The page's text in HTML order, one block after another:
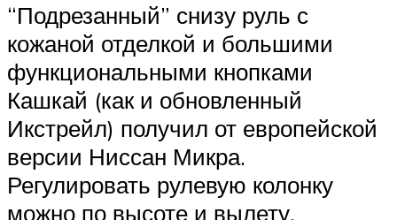
“Подрезанный” снизу руль с
кожаной отделкой и большими
функциональными кнопками
Кашкай (как и обновленный
Икстрейл) получил от европейской
версии Ниссан Микра.
Регулировать рулевую колонку
можно по высоте и вылету.